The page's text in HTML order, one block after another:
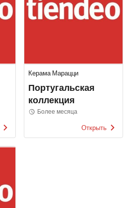
Керама Марацци
Португальская
коллекция
Более месяца
Открыть